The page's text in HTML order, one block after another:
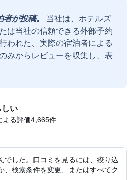
が投稿。
当社は、ホテルズ
は当社の信頼できる外部予約
われた、実際の宿泊者による
みからレビューを収集し、表
い
よる評価4,665​件
でした。口コミを見るには、絞り込
、検索条件を変更、またはすべてク